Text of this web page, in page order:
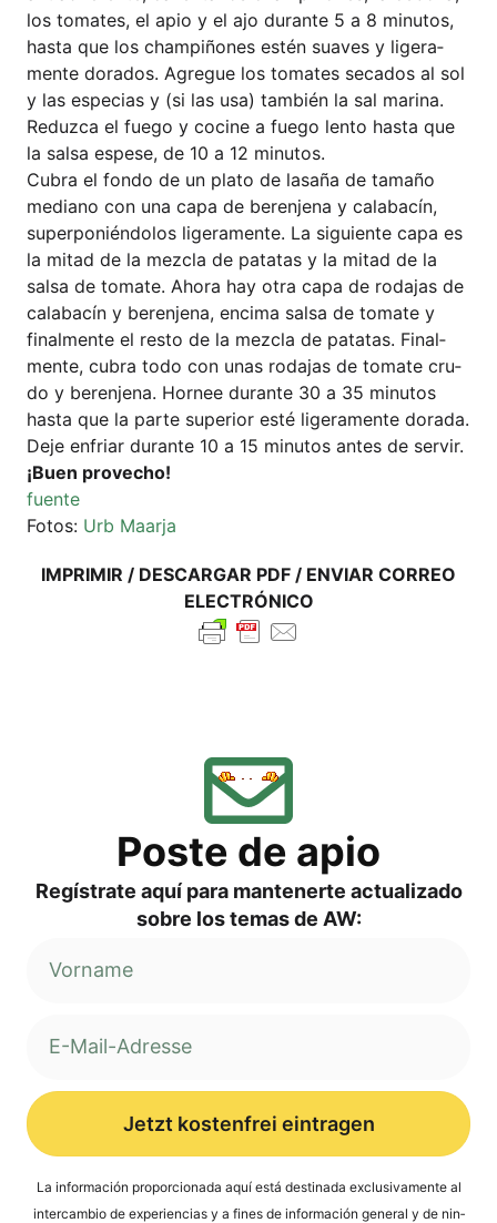
los toma­tes, el apio y el ajo duran­te 5 a 8 minu­tos,
has­ta que los cham­pi­ño­nes estén sua­ves y lige­ra­
men­te dora­dos. Agre­gue los toma­tes seca­dos al sol
y las espe­ci­as y (si las usa) tam­bién la sal mari­na.
Reduz­ca el fue­go y coci­ne a fue­go len­to has­ta que
la sal­sa espe­se, de 10 a 12 minutos.
Cubra el fon­do de un pla­to de lasa­ña de tama­ño
media­no con una capa de beren­je­na y cala­bacín,
super­po­nién­do­los lige­ra­men­te. La sigu­i­en­te capa es
la mit­ad de la mez­cla de pata­tas y la mit­ad de la
sal­sa de toma­te. Aho­ra hay otra capa de roda­jas de
cala­bacín y beren­je­na, enci­ma sal­sa de toma­te y
final­men­te el res­to de la mez­cla de pata­tas. Final­
men­te, cubra todo con unas roda­jas de toma­te cru­
do y beren­je­na. Hor­nee duran­te 30 a 35 minu­tos
has­ta que la par­te supe­ri­or esté lige­ra­men­te dora­da.
Deje enfri­ar duran­te 10 a 15 minu­tos antes de servir.
¡Buen pro­v­echo!
fuen­te
Fotos: Urb Maar­ja
IMPRI­MIR / DES­CAR­GAR PDF / ENVI­AR COR­REO
ELECTRÓNICO
Pos­te de apio
Regí­s­tra­te aquí para man­ten­er­te actua­liz­ado
sob­re los temas de AW:
Jetzt kostenfrei eintragen
La infor­mación pro­por­cio­na­da aquí está desti­na­da exclu­si­v­a­men­te al
inter­cam­bio de expe­ri­en­ci­as y a fines de infor­mación gene­ral y de nin­